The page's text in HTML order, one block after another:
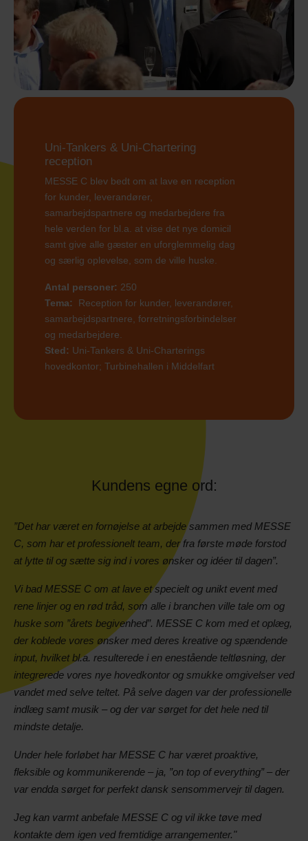
Uni-Tankers & Uni-Chartering
reception
MESSE C blev bedt om at lave en reception
for kunder, leverandører,
samarbejdspartnere og medarbejdere fra
hele verden for bl.a. at vise det nye domicil
samt give alle gæster en uforglemmelig dag
og særlig oplevelse, som de ville huske.
Antal personer: 250
Tema:
Reception for kunder, leverandører,
samarbejdspartnere, forretningsforbindelser
og medarbejdere.
Sted: Uni-Tankers & Uni-Charterings
hovedkontor; Turbinehallen i Middelfart
Kundens egne ord:
”Det har været en fornøjelse at arbejde sammen med MESSE
C, som har et professionelt team, der fra første møde forstod
at lytte til og sætte sig ind i vores ønsker og idéer til dagen”.
Vi bad MESSE C om at lave et specielt og unikt event med
rene linjer og en rød tråd, som alle i branchen ville tale om og
huske som ”årets begivenhed”. MESSE C kom med et oplæg,
der koblede vores ønsker med deres kreative og spændende
input, hvilket bl.a. resulterede i en enestående teltløsning, der
integrerede vores nye hovedkontor og smukke omgivelser ved
vandet med selve teltet. På selve dagen var der professionelle
indlæg samt musik – og der var sørget for det hele ned til
mindste detalje.
Under hele forløbet har MESSE C har været proaktive,
fleksible og kommunikerende – ja, ”on top of everything” – der
var endda sørget for perfekt dansk sensommervejr til dagen.
Jeg kan varmt anbefale MESSE C og vil ikke tøve med
kontakte dem igen ved fremtidige arrangementer."